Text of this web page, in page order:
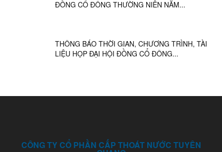
ĐỒNG CỔ ĐÔNG THƯỜNG NIÊN NĂM...
THÔNG BÁO THỜI GIAN, CHƯƠNG TRÌNH, TÀI
LIỆU HỌP ĐẠI HỘI ĐỒNG CỔ ĐÔNG...
CÔNG TY CỔ PHẦN CẤP THOÁT NƯỚC TUYÊN